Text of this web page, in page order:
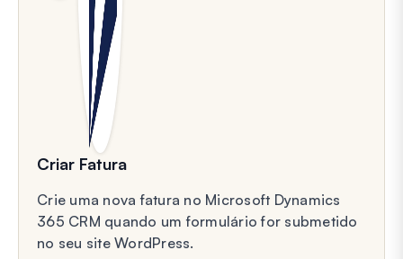
Criar Fatura
Crie uma nova fatura no Microsoft Dynamics
365 CRM quando um formulário for submetido
no seu site WordPress.